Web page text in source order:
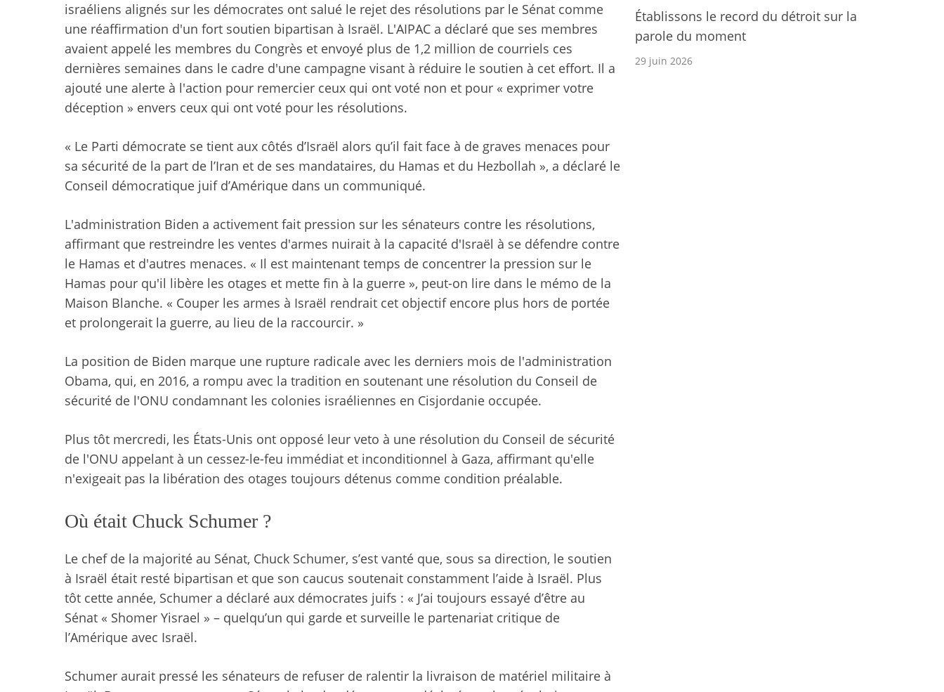
israéliens alignés sur les démocrates ont salué le rejet des résolutions par le Sénat comme
une réaffirmation d'un fort soutien bipartisan à Israël. L'AIPAC a déclaré que ses membres
avaient appelé les membres du Congrès et envoyé plus de 1,2 million de courriels ces
dernières semaines dans le cadre d'une campagne visant à réduire le soutien à cet effort. Il a
ajouté une alerte à l'action pour remercier ceux qui ont voté non et pour « exprimer votre
déception » envers ceux qui ont voté pour les résolutions.
« Le Parti démocrate se tient aux côtés d’Israël alors qu’il fait face à de graves menaces pour
sa sécurité de la part de l’Iran et de ses mandataires, du Hamas et du Hezbollah », a déclaré le
Conseil démocratique juif d’Amérique dans un communiqué.
L'administration Biden a activement fait pression sur les sénateurs contre les résolutions,
affirmant que restreindre les ventes d'armes nuirait à la capacité d'Israël à se défendre contre
le Hamas et d'autres menaces. « Il est maintenant temps de concentrer la pression sur le
Hamas pour qu'il libère les otages et mette fin à la guerre », peut-on lire dans le mémo de la
Maison Blanche. « Couper les armes à Israël rendrait cet objectif encore plus hors de portée
et prolongerait la guerre, au lieu de la raccourcir. »
La position de Biden marque une rupture radicale avec les derniers mois de l'administration
Obama, qui, en 2016, a rompu avec la tradition en soutenant une résolution du Conseil de
sécurité de l'ONU condamnant les colonies israéliennes en Cisjordanie occupée.
Plus tôt mercredi, les États-Unis ont opposé leur veto à une résolution du Conseil de sécurité
de l'ONU appelant à un cessez-le-feu immédiat et inconditionnel à Gaza, affirmant qu'elle
n'exigeait pas la libération des otages toujours détenus comme condition préalable.
Où était Chuck Schumer ?
Le chef de la majorité au Sénat, Chuck Schumer, s’est vanté que, sous sa direction, le soutien
à Israël était resté bipartisan et que son caucus soutenait constamment l’aide à Israël. Plus
tôt cette année, Schumer a déclaré aux démocrates juifs : « J’ai toujours essayé d’être au
Sénat « Shomer Yisrael » – quelqu’un qui garde et surveille le partenariat critique de
l’Amérique avec Israël.
Schumer aurait pressé les sénateurs de refuser de ralentir la livraison de matériel militaire à
Établissons le record du détroit sur la
parole du moment
29 juin 2026